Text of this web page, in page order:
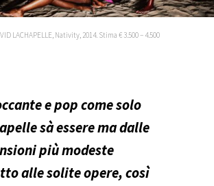
LACHAPELLE, Nativity, 2014. Stima € 3.500 – 4.500
e pop come solo
sà essere ma dalle
più modeste
alle solite opere, così